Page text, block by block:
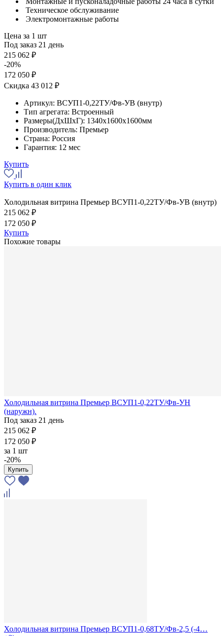
Техническое обслуживание
Электромонтажные работы
Цена за 1 шт
Под заказ 21 день
215 062 ₽
-20%
172 050 ₽
Скидка 43 012 ₽
Артикул: ВСУП1-0,22ТУ/Фв-УВ (внутр)
Тип агрегата: Встроенный
Размеры(ДхШхГ): 1340x1600x1600мм
Производитель: Премьер
Страна: Россия
Гарантия: 12 мес
Купить
Купить в один клик
Холодильная витрина Премьер ВСУП1-0,22ТУ/Фв-УВ (внутр)
215 062 ₽
172 050 ₽
Купить
Похожие товары
Холодильная витрина Премьер ВСУП1-0,22ТУ/Фв-УН
(наружн).
Под заказ 21 день
215 062 ₽
172 050 ₽
за 1 шт
-20%
Купить
Холодильная витрина Премьер ВСУП1-0,68ТУ/Фв-2,5 (-4…